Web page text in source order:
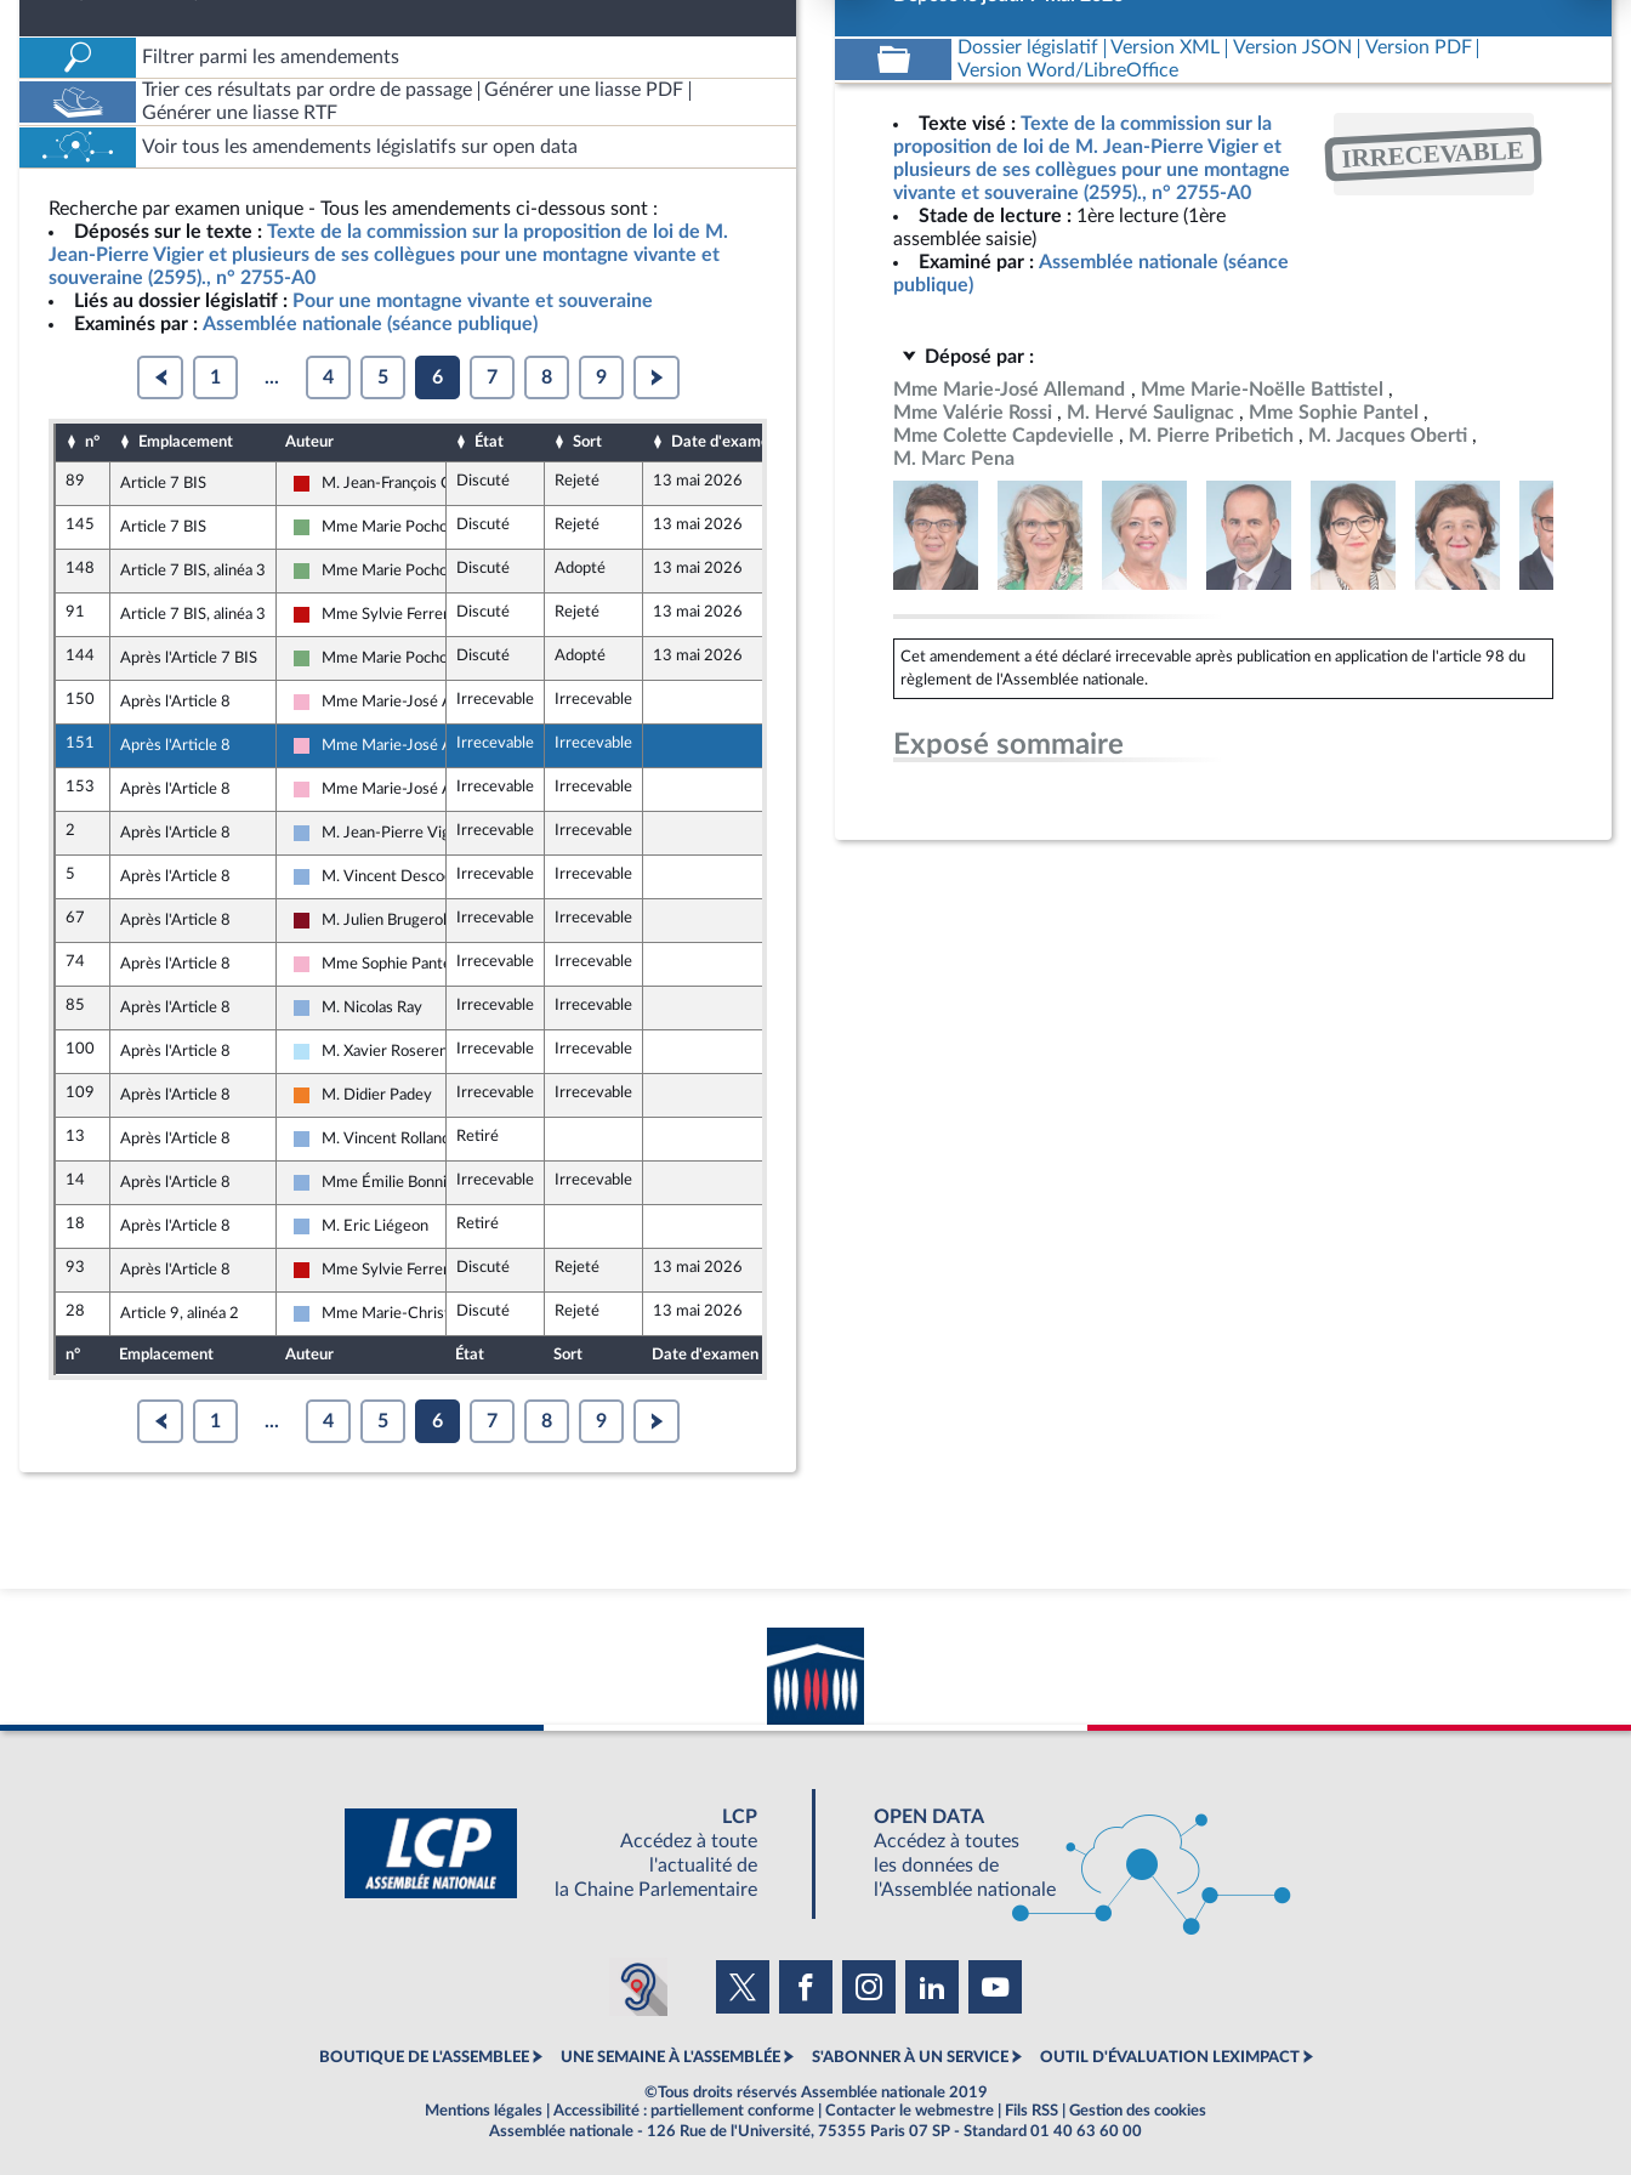
Filtrer parmi les amendements
Trier ces résultats par ordre de passage
Générer une liasse PDF
Générer une liasse RTF
Voir tous les amendements législatifs sur open data
Recherche par examen unique - Tous les amendements ci-dessous sont :
Déposés sur le texte : Texte de la commission sur la proposition de loi de M.
Jean-Pierre Vigier et plusieurs de ses collègues pour une montagne vivante et
souveraine (2595)., n° 2755-A0
Liés au dossier législatif : Pour une montagne vivante et souveraine
Examinés par : Assemblée nationale (séance publique)
1 ... 4 5 6 7 8 9
n° Emplacement Auteur État Sort Date d'examen Date de dépôt
89 Article 7 BIS
La France insoumise - Nouveau Front Populaire
M. Jean-François Coulomme
Discuté Rejeté 13 mai 2026
145 Article 7 BIS
Écologiste et Social
Mme Marie Pochon Discuté Rejeté 13 mai 2026
148 Article 7 BIS, alinéa 3
Écologiste et Social
Mme Marie Pochon Discuté Adopté 13 mai 2026
91 Article 7 BIS, alinéa 3
La France insoumise - Nouveau Front Populaire
Mme Sylvie Ferrer Discuté Rejeté 13 mai 2026
144 Après l'Article 7 BIS
Écologiste et Social
Mme Marie Pochon Discuté Adopté 13 mai 2026
150 Après l'Article 8
Socialistes et apparentés
Mme Marie-José Allemand
Irrecevable Irrecevable
151 Après l'Article 8
Socialistes et apparentés
Mme Marie-José Allemand
Irrecevable Irrecevable
153 Après l'Article 8
Socialistes et apparentés
Mme Marie-José Allemand
Irrecevable Irrecevable
2 Après l'Article 8
Droite Républicaine
M. Jean-Pierre VigierIrrecevable Irrecevable
5 Après l'Article 8
Droite Républicaine
M. Vincent DescoeurIrrecevable Irrecevable
67 Après l'Article 8
Gauche Démocrate et Républicaine
M. Julien BrugerollesIrrecevable Irrecevable
74 Après l'Article 8
Socialistes et apparentés
Mme Sophie Pantel Irrecevable Irrecevable
85 Après l'Article 8
Droite Républicaine
M. Nicolas Ray Irrecevable Irrecevable
100 Après l'Article 8
Horizons & Indépendants
M. Xavier Roseren Irrecevable Irrecevable
109 Après l'Article 8
Les Démocrates
M. Didier Padey Irrecevable Irrecevable
13 Après l'Article 8
Droite Républicaine
M. Vincent Rolland Retiré
14 Après l'Article 8
Droite Républicaine
Mme Émilie BonnivardIrrecevable Irrecevable
18 Après l'Article 8
Droite Républicaine
M. Eric Liégeon Retiré
93 Après l'Article 8
La France insoumise - Nouveau Front Populaire
Mme Sylvie Ferrer Discuté Rejeté 13 mai 2026
28 Article 9, alinéa 2
Droite Républicaine
Mme Marie-Christine Dalloz
Discuté Rejeté 13 mai 2026
n° Emplacement Auteur État Sort Date d'examen
1 ... 4 5 6 7 8 9
Dossier législatif Version XML Version JSON
Version PDF
Version Word/LibreOffice
Texte visé : Texte de la commission sur la
proposition de loi de M. Jean-Pierre Vigier et
plusieurs de ses collègues pour une montagne
vivante et souveraine (2595)., n° 2755-A0
Stade de lecture : 1ère lecture (1ère
assemblée saisie)
Examiné par : Assemblée nationale (séance
publique)
IRRECEVABLE
Déposé par :
Mme Marie-José Allemand
Mme Marie-Noëlle Battistel
Mme Valérie Rossi
M. Hervé Saulignac
Mme Sophie Pantel
Mme Colette Capdevielle
M. Pierre Pribetich
M. Jacques Oberti
M. Marc Pena
Cet amendement a été déclaré irrecevable après publication en application de l'article 98 du
règlement de l'Assemblée nationale.
Exposé sommaire
LCP
Accédez à toute
l'actualité de
la Chaine Parlementaire
OPEN DATA
Accédez à toutes
les données de
l'Assemblée nationale
BOUTIQUE DE L'ASSEMBLEE UNE SEMAINE À L'ASSEMBLÉE S'ABONNER À UN SERVICE OUTIL D'ÉVALUATION LEXIMPACT
©Tous droits réservés Assemblée nationale 2019
Mentions légales
Accessibilité : partiellement conforme Contacter le webmestre Fils RSS
Gestion des cookies
Assemblée nationale - 126 Rue de l'Université, 75355 Paris 07 SP - Standard 01 40 63 60 00